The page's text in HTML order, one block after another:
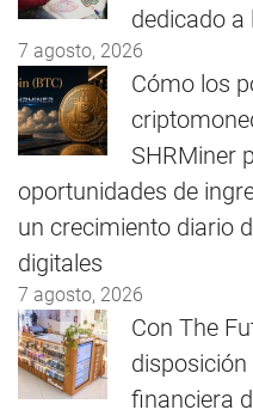
dedicado a
7 agosto, 2026
Cómo los
SHRMiner
oportunidades de
un crecimiento diario
digitales
7 agosto, 2026
Con The
financiera